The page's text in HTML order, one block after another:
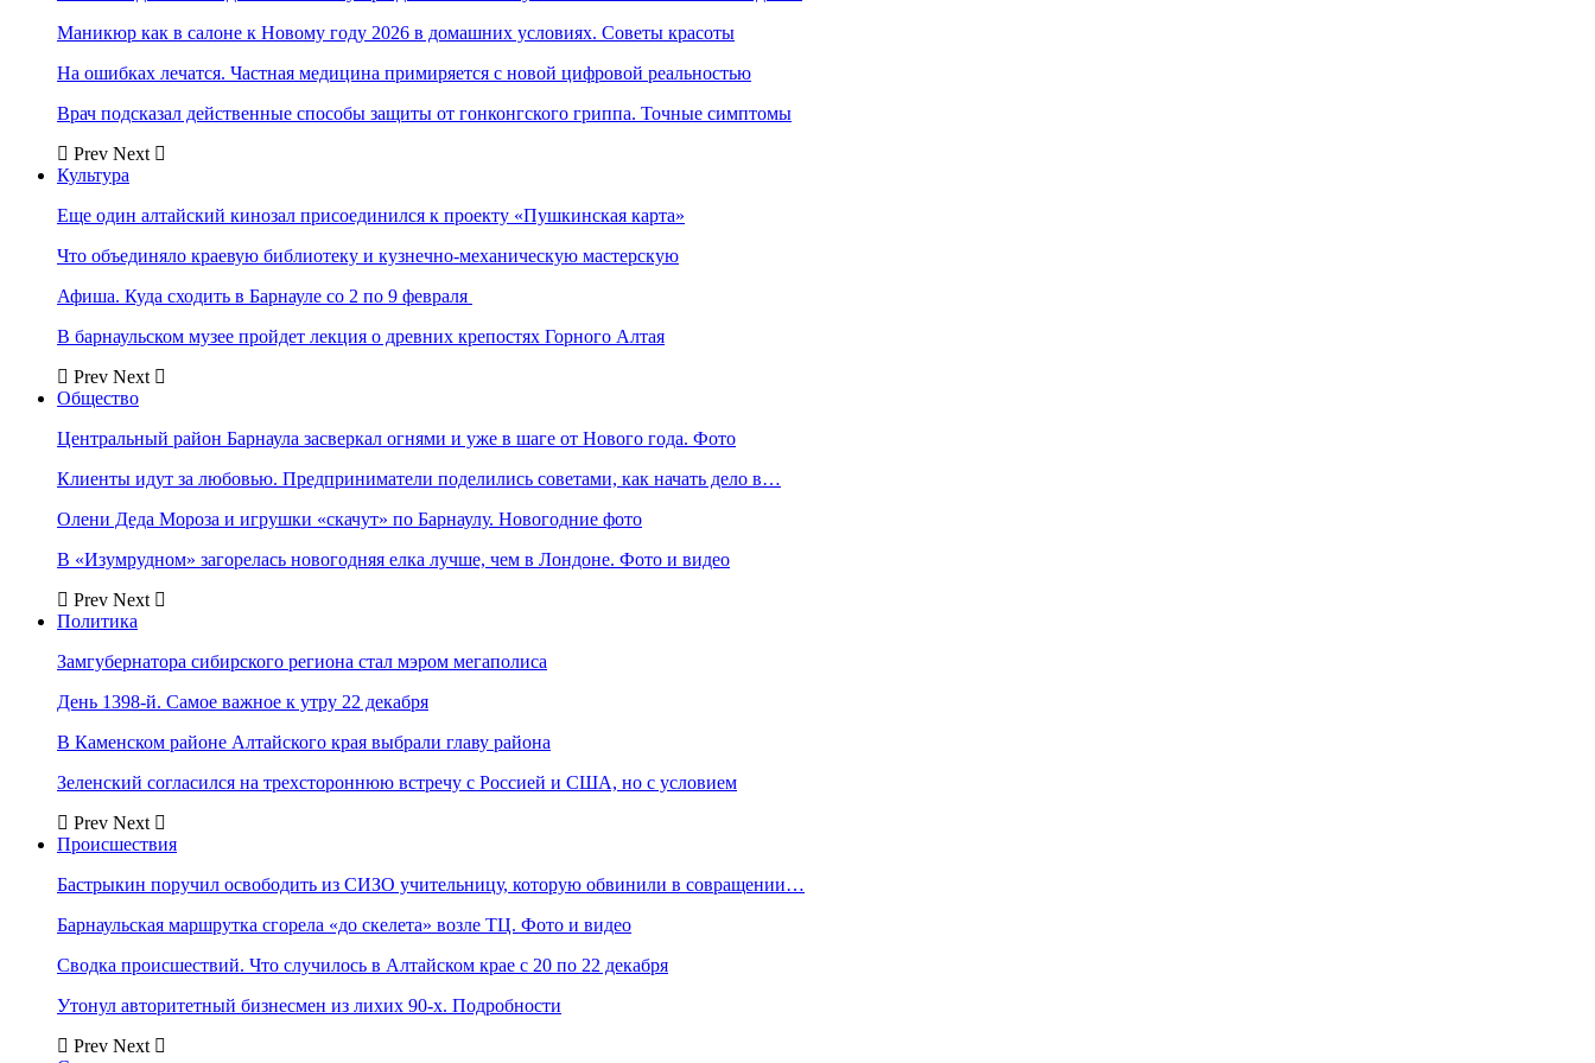
Маникюр как в салоне к Новому году 2026 в домашних условиях. Советы красоты
На ошибках лечатся. Частная медицина примиряется с новой цифровой реальностью
Врач подсказал действенные способы защиты от гонконгского гриппа. Точные симптомы
Prev Next
Культура
Еще один алтайский кинозал присоединился к проекту «Пушкинская карта»
Что объединяло краевую библиотеку и кузнечно-механическую мастерскую
Афиша. Куда сходить в Барнауле со 2 по 9 февраля
В барнаульском музее пройдет лекция о древних крепостях Горного Алтая
Prev Next
Общество
Центральный район Барнаула засверкал огнями и уже в шаге от Нового года. Фото
Клиенты идут за любовью. Предприниматели поделились советами, как начать дело в…
Олени Деда Мороза и игрушки «скачут» по Барнаулу. Новогодние фото
В «Изумрудном» загорелась новогодняя елка лучше, чем в Лондоне. Фото и видео
Prev Next
Политика
Замгубернатора сибирского региона стал мэром мегаполиса
День 1398-й. Самое важное к утру 22 декабря
В Каменском районе Алтайского края выбрали главу района
Зеленский согласился на трехстороннюю встречу с Россией и США, но с условием
Prev Next
Происшествия
Бастрыкин поручил освободить из СИЗО учительницу, которую обвинили в совращении…
Барнаульская маршрутка сгорела «до скелета» возле ТЦ. Фото и видео
Сводка происшествий. Что случилось в Алтайском крае с 20 по 22 декабря
Утонул авторитетный бизнесмен из лихих 90-х. Подробности
Prev Next